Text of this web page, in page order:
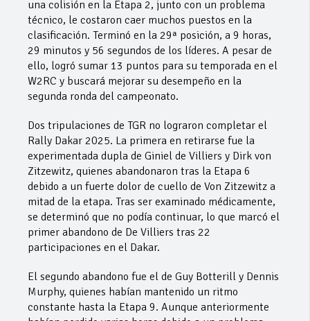
una colisión en la Etapa 2, junto con un problema
técnico, le costaron caer muchos puestos en la
clasificación. Terminó en la 29ª posición, a 9 horas,
29 minutos y 56 segundos de los líderes. A pesar de
ello, logró sumar 13 puntos para su temporada en el
W2RC y buscará mejorar su desempeño en la
segunda ronda del campeonato.
Dos tripulaciones de TGR no lograron completar el
Rally Dakar 2025. La primera en retirarse fue la
experimentada dupla de Giniel de Villiers y Dirk von
Zitzewitz, quienes abandonaron tras la Etapa 6
debido a un fuerte dolor de cuello de Von Zitzewitz a
mitad de la etapa. Tras ser examinado médicamente,
se determinó que no podía continuar, lo que marcó el
primer abandono de De Villiers tras 22
participaciones en el Dakar.
El segundo abandono fue el de Guy Botterill y Dennis
Murphy, quienes habían mantenido un ritmo
constante hasta la Etapa 9. Aunque anteriormente